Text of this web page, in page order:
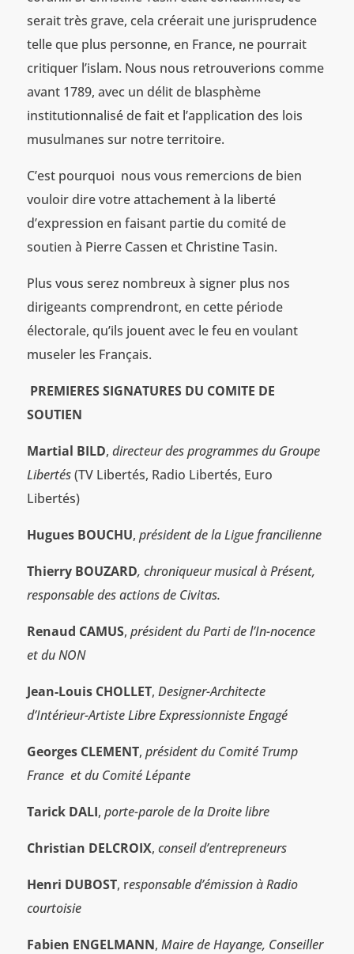
serait très grave, cela créerait une jurisprudence
telle que plus personne, en France, ne pourrait
critiquer l’islam. Nous nous retrouverions comme
avant 1789, avec un délit de blasphème
institutionnalisé de fait et l’application des lois
musulmanes sur notre territoire.
C’est pourquoi nous vous remercions de bien
vouloir dire votre attachement à la liberté
d’expression en faisant partie du comité de
soutien à Pierre Cassen et Christine Tasin.
Plus vous serez nombreux à signer plus nos
dirigeants comprendront, en cette période
électorale, qu’ils jouent avec le feu en voulant
museler les Français.
PREMIERES SIGNATURES DU COMITE DE
SOUTIEN
Martial BILD, directeur des programmes du Groupe
Libertés(TV Libertés, Radio Libertés, Euro
Libertés)
Hugues BOUCHU, président de la Ligue francilienne
Thierry BOUZARD, chroniqueur musical à Présent,
responsable des actions de Civitas.
Renaud CAMUS, président du Parti de l’In-nocence
et du NON
Jean-Louis CHOLLET, Designer-Architecte
d’Intérieur-Artiste Libre Expressionniste Engagé
Georges CLEMENT, président du Comité Trump
France et du Comité Lépante
Tarick DALI, porte-parole de la Droite libre
Christian DELCROIX, conseil d’entrepreneurs
Henri DUBOST, responsable d’émission à Radio
courtoisie
Fabien ENGELMANN, Maire de Hayange, Conseiller